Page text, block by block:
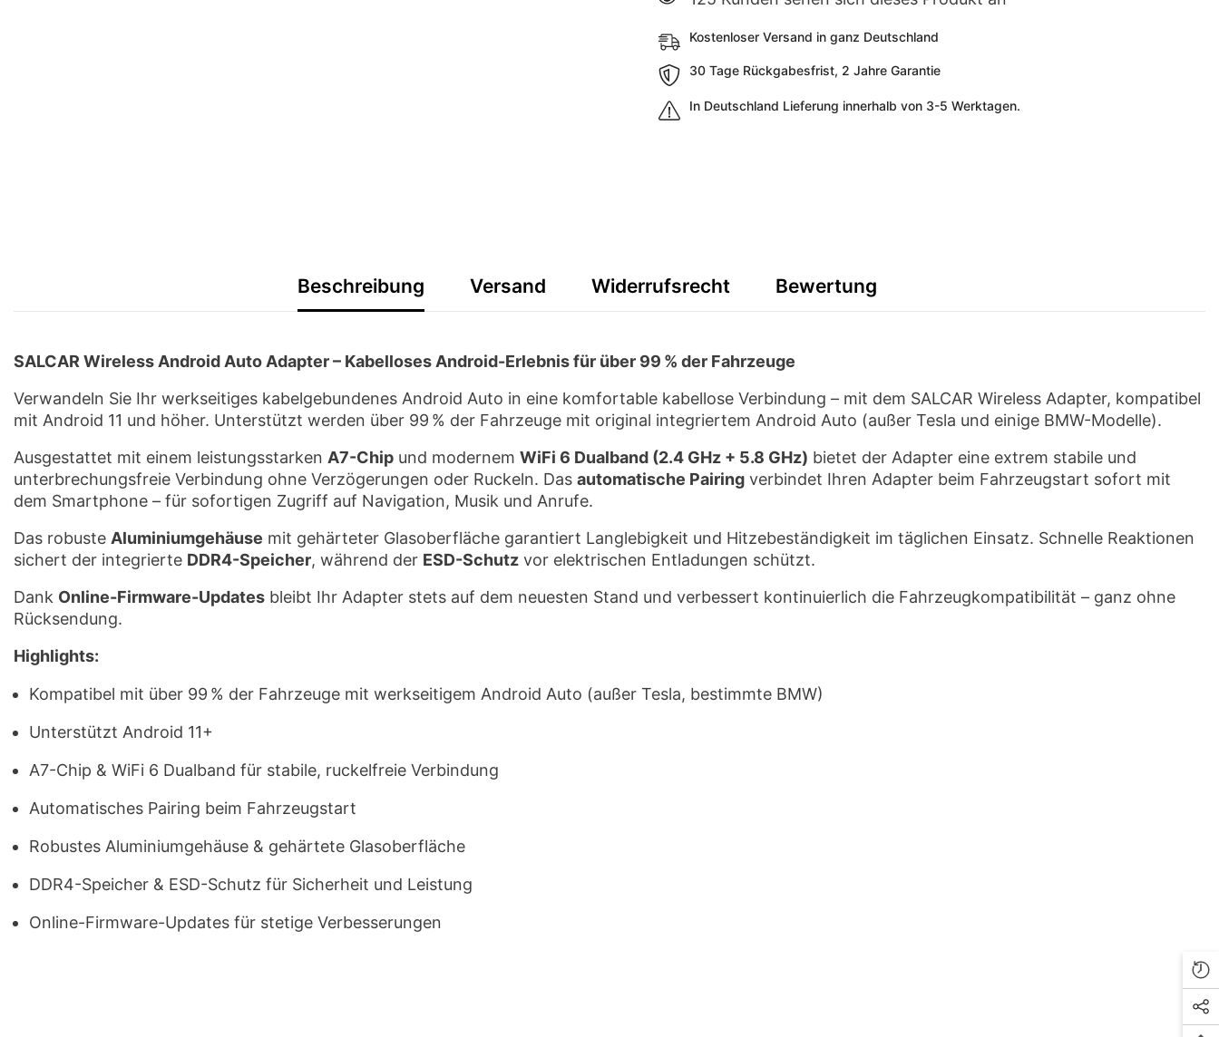
kompatibel
mit
Android
11+
kompatibel
Android
11+
Kostenloser Versand in ganz Deutschland
30 Tage Rückgabesfrist, 2 Jahre Garantie
In Deutschland Lieferung innerhalb von 3-5 Werktagen.
Beschreibung Versand Widerrufsrecht Bewertung
SALCAR Wireless Android Auto Adapter – Kabelloses Android-Erlebnis für über 99 % der Fahrzeuge
Verwandeln Sie Ihr werkseitiges kabelgebundenes Android Auto in eine komfortable kabellose Verbindung – mit dem SALCAR Wireless Adapter, kompatibel
mit Android 11 und höher. Unterstützt werden über 99 % der Fahrzeuge mit original integriertem Android Auto (außer Tesla und einige BMW-Modelle).
Ausgestattet mit einem leistungsstarken A7-Chip und modernem WiFi 6 Dualband (2.4 GHz + 5.8 GHz) bietet der Adapter eine extrem stabile und
unterbrechungsfreie Verbindung ohne Verzögerungen oder Ruckeln. Das automatische Pairing verbindet Ihren Adapter beim Fahrzeugstart sofort mit
dem Smartphone – für sofortigen Zugriff auf Navigation, Musik und Anrufe.
Das robuste Aluminiumgehäuse mit gehärteter Glasoberfläche garantiert Langlebigkeit und Hitzebeständigkeit im täglichen Einsatz. Schnelle Reaktionen
sichert der integrierte DDR4-Speicher, während der ESD-Schutz vor elektrischen Entladungen schützt.
Dank Online-Firmware-Updates bleibt Ihr Adapter stets auf dem neuesten Stand und verbessert kontinuierlich die Fahrzeugkompatibilität – ganz ohne
Rücksendung.
Highlights:
Kompatibel mit über 99 % der Fahrzeuge mit werkseitigem Android Auto (außer Tesla, bestimmte BMW)
Unterstützt Android 11+
A7-Chip & WiFi 6 Dualband für stabile, ruckelfreie Verbindung
Automatisches Pairing beim Fahrzeugstart
Robustes Aluminiumgehäuse & gehärtete Glasoberfläche
DDR4-Speicher & ESD-Schutz für Sicherheit und Leistung
Online-Firmware-Updates für stetige Verbesserungen